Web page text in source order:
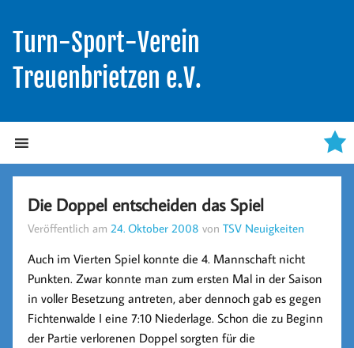
Turn-Sport-Verein
Treuenbrietzen e.V.
Die Doppel entscheiden das Spiel
Veröffentlich am 24. Oktober 2008 vonTSV Neuigkeiten
Auch im Vierten Spiel konnte die 4. Mannschaft nicht
Punkten. Zwar konnte man zum ersten Mal in der Saison
in voller Besetzung antreten, aber dennoch gab es gegen
Fichtenwalde I eine7:10 Niederlage. Schon die zu Beginn
der Partie verlorenen Doppel sorgten für die